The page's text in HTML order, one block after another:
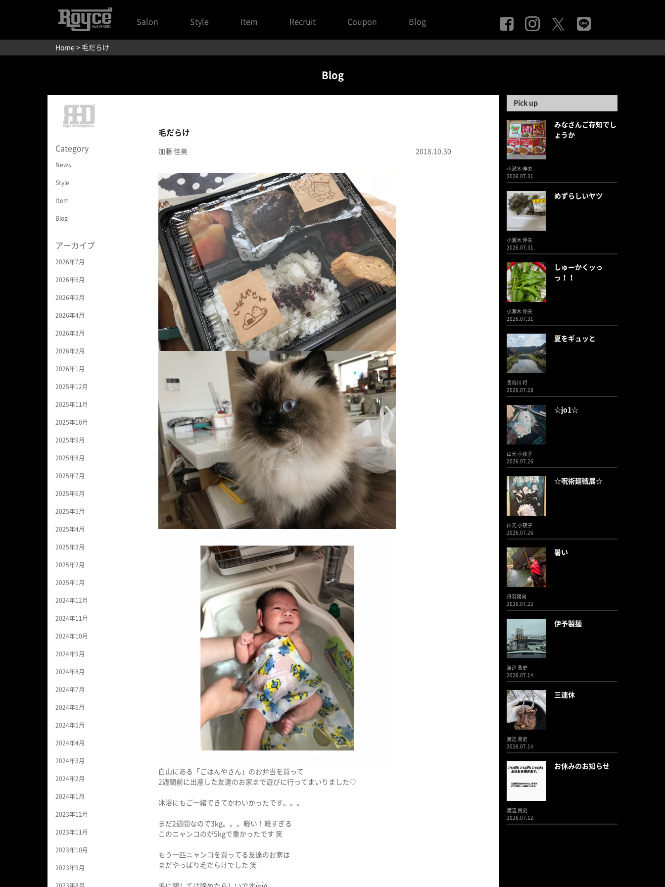
Salon Style Item Recruit Coupon Blog
Home > 毛だらけ
Blog
Category
News
Style
Item
Blog
アーカイブ
2026年7月
2026年6月
2026年5月
2026年4月
2026年3月
2026年2月
2026年1月
2025年12月
2025年11月
2025年10月
2025年9月
2025年8月
2025年7月
2025年6月
2025年5月
2025年4月
2025年3月
2025年2月
2025年1月
2024年12月
2024年11月
2024年10月
2024年9月
2024年8月
2024年7月
2024年6月
2024年5月
2024年4月
2024年3月
2024年2月
2024年1月
2023年12月
2023年11月
2023年10月
2023年9月
2023年8月
毛だらけ
加藤 佳美 2018.10.30
白山にある「ごはんやさん」のお弁当を買って
2週間前に出産した友達のお家まで遊びに行ってまいりました♡
沐浴にもご一緒できてかわいかったです。。。
まだ2週間なので3kg。。。軽い！軽すぎる
このニャンコのが5kgで重かったです 笑
もう一匹ニャンコを買ってる友達のお家は
まだやっぱり毛だらけでした 笑
Pick up
みなさんご存知でし
ょうか
小瀬木 伸夫
2026.07.31
めずらしいヤツ
小瀬木 伸夫
2026.07.31
しゅーかくッっ
っ！！
小瀬木 伸夫
2026.07.31
夏をギュッと
長谷川 将
2026.07.28
☆jo1☆
山元 小夜子
2026.07.26
☆呪術廻戦展☆
山元 小夜子
2026.07.26
暑い
丹羽陽向
2026.07.22
伊予製麺
渡辺 貴史
2026.07.14
三連休
渡辺 貴史
2026.07.14
お休みのお知らせ
渡辺 貴史
2026.07.12